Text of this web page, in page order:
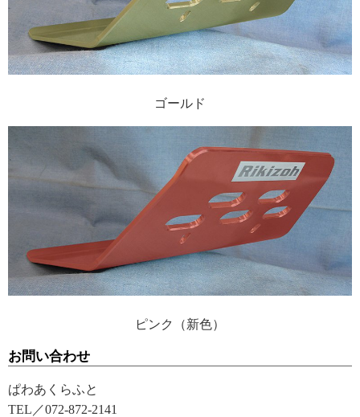
ゴールド
ピンク（新色）
お問い合わせ
ぱわあくらふと
TEL／072-872-2141